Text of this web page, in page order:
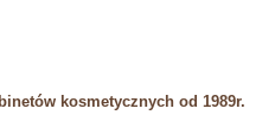
kosmetycznych od 1989r.